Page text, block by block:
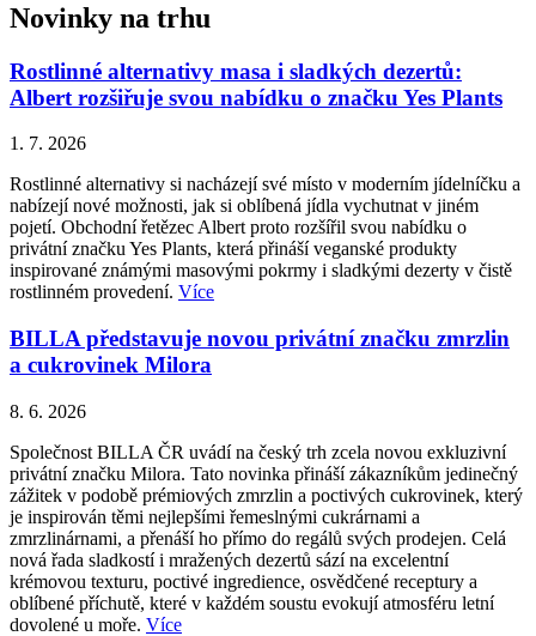
Novinky na trhu
Rostlinné alternativy masa i sladkých dezertů:
Albert rozšiřuje svou nabídku o značku Yes Plants
1. 7. 2026
Rostlinné alternativy si nacházejí své místo v moderním jídelníčku a
nabízejí nové možnosti, jak si oblíbená jídla vychutnat v jiném
pojetí. Obchodní řetězec Albert proto rozšířil svou nabídku o
privátní značku Yes Plants, která přináší veganské produkty
inspirované známými masovými pokrmy i sladkými dezerty v čistě
rostlinném provedení. Více
BILLA představuje novou privátní značku zmrzlin
a cukrovinek Milora
8. 6. 2026
Společnost BILLA ČR uvádí na český trh zcela novou exkluzivní
privátní značku Milora. Tato novinka přináší zákazníkům jedinečný
zážitek v podobě prémiových zmrzlin a poctivých cukrovinek, který
je inspirován těmi nejlepšími řemeslnými cukrárnami a
zmrzlinárnami, a přenáší ho přímo do regálů svých prodejen. Celá
nová řada sladkostí i mražených dezertů sází na excelentní
krémovou texturu, poctivé ingredience, osvědčené receptury a
oblíbené příchutě, které v každém soustu evokují atmosféru letní
dovolené u moře. Více